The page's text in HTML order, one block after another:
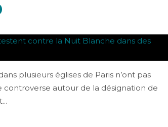
plusieurs églises de Paris n’ont pas
autour de la désignation de